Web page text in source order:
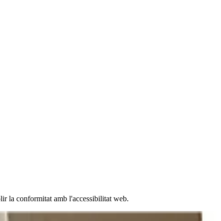
la conformitat amb l'accessibilitat web.